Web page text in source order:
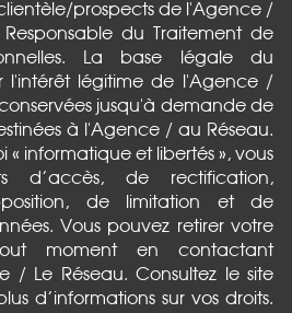
prospects de l'Agence /
du Traitement de
La base légale du
l'intérêt légitime de l'Agence /
jusqu'à demande de
à l'Agence / au Réseau.
informatique et libertés », vous
d’accès, de rectification,
de limitation et de
Vous pouvez retirer votre
moment en contactant
/ Le Réseau. Consultez le site
d’informations sur vos droits.